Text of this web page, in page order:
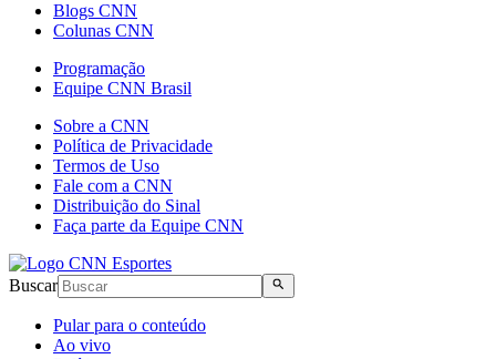
Blogs CNN
Colunas CNN
Programação
Equipe CNN Brasil
Sobre a CNN
Política de Privacidade
Termos de Uso
Fale com a CNN
Distribuição do Sinal
Faça parte da Equipe CNN
Buscar
Pular para o conteúdo
Ao vivo